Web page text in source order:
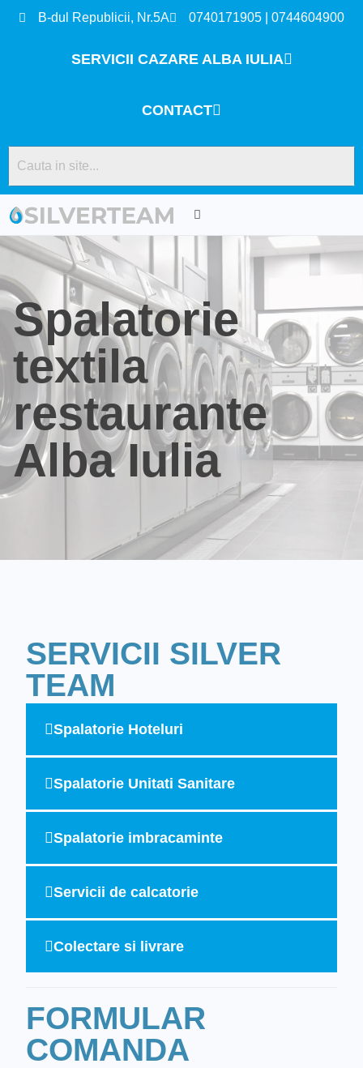
B-dul Republicii, Nr.5A 0740171905 | 0744604900
SERVICII CAZARE ALBA IULIA
CONTACT
Spalatorie
textila
restaurante
Alba Iulia
SERVICII SILVER
TEAM
Spalatorie Hoteluri
Spalatorie Unitati Sanitare
Spalatorie imbracaminte
Servicii de calcatorie
Colectare si livrare
FORMULAR
COMANDA